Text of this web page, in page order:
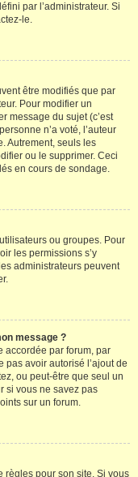
par l’administrateur. Si
le.
être modifiés que par
Pour modifier un
message du sujet (c’est
n’a voté, l’auteur
Autrement, seuls les
ou le supprimer. Ceci
en cours de sondage.
ou groupes. Pour
les permissions s’y
administrateurs peuvent
message ?
accordée par forum, par
pas avoir autorisé l’ajout de
ou peut-être que seul un
si vous ne savez pas
sur un forum.
règles pour son site. Si vous